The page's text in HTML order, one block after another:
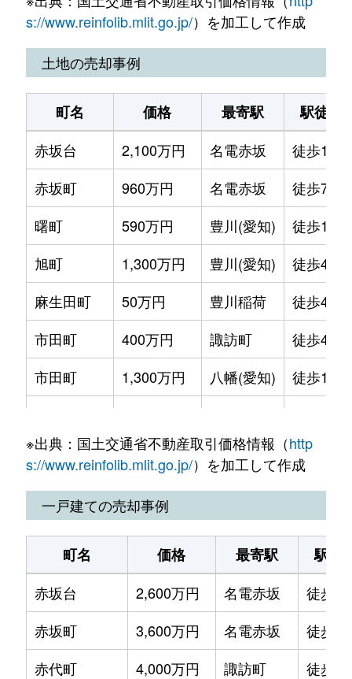
西豊町 1,100万円 豊川(愛知) 徒歩13分
s://www.reinfolib.mlit.go.jp/）を加工して作成
土地の売却事例
町名 価格 最寄駅
駅徒歩
赤坂台
2,100万円 名電赤坂
徒歩15分
赤坂町
960万円 名電赤坂
徒歩7分
曙町
590万円 豊川(愛知)
徒歩19分
旭町
1,300万円 豊川(愛知)
徒歩4分
麻生田町
50万円 豊川稲荷
徒歩45分
市田町
400万円 諏訪町
徒歩45分
市田町
1,300万円 八幡(愛知)
徒歩16分
市田町
1,800万円 八幡(愛知)
徒歩13分
市田町
570万円 八幡(愛知)
徒歩13分
市田町
1,700万円 八幡(愛知)
徒歩13分
一宮町
1,600万円 長山
徒歩9分
一宮町
1,900万円 三河一宮
徒歩4分
※出典：国土交通省不動産取引価格情報（http
s://www.reinfolib.mlit.go.jp/）を加工して作成
一戸建ての売却事例
町名 価格 最寄駅
駅徒
赤坂台
2,600万円 名電赤坂
徒歩
赤坂町
3,600万円 名電赤坂
徒歩8
赤代町
4,000万円 諏訪町
徒歩